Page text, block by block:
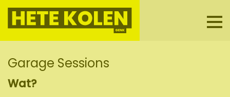
Garage Sessions
Wat?